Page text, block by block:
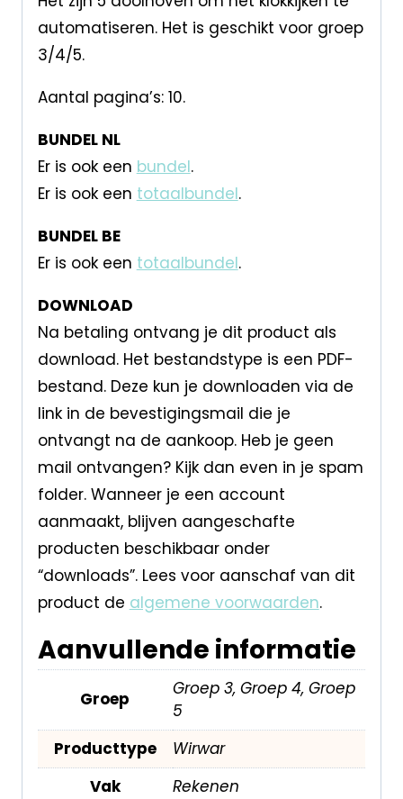
automatiseren. Het is geschikt voor groep
3/4/5.
Aantal pagina’s: 10.
BUNDEL NL
Er is ook een bundel.
Er is ook een totaalbundel.
BUNDEL BE
Er is ook een totaalbundel.
DOWNLOAD
Na betaling ontvang je dit product als
download. Het bestandstype is een PDF-
bestand. Deze kun je downloaden via de
link in de bevestigingsmail die je
ontvangt na de aankoop. Heb je geen
mail ontvangen? Kijk dan even in je spam
folder. Wanneer je een account
aanmaakt, blijven aangeschafte
producten beschikbaar onder
“downloads”. Lees voor aanschaf van dit
product de algemene voorwaarden.
Aanvullende informatie
Groep
Groep 3, Groep 4, Groep
5
Producttype
Wirwar
Vak
Rekenen